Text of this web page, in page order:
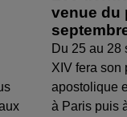
venue du
Du 25 au 28
XIV fera son
apostolique
à Paris puis